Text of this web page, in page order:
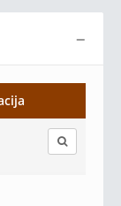
−